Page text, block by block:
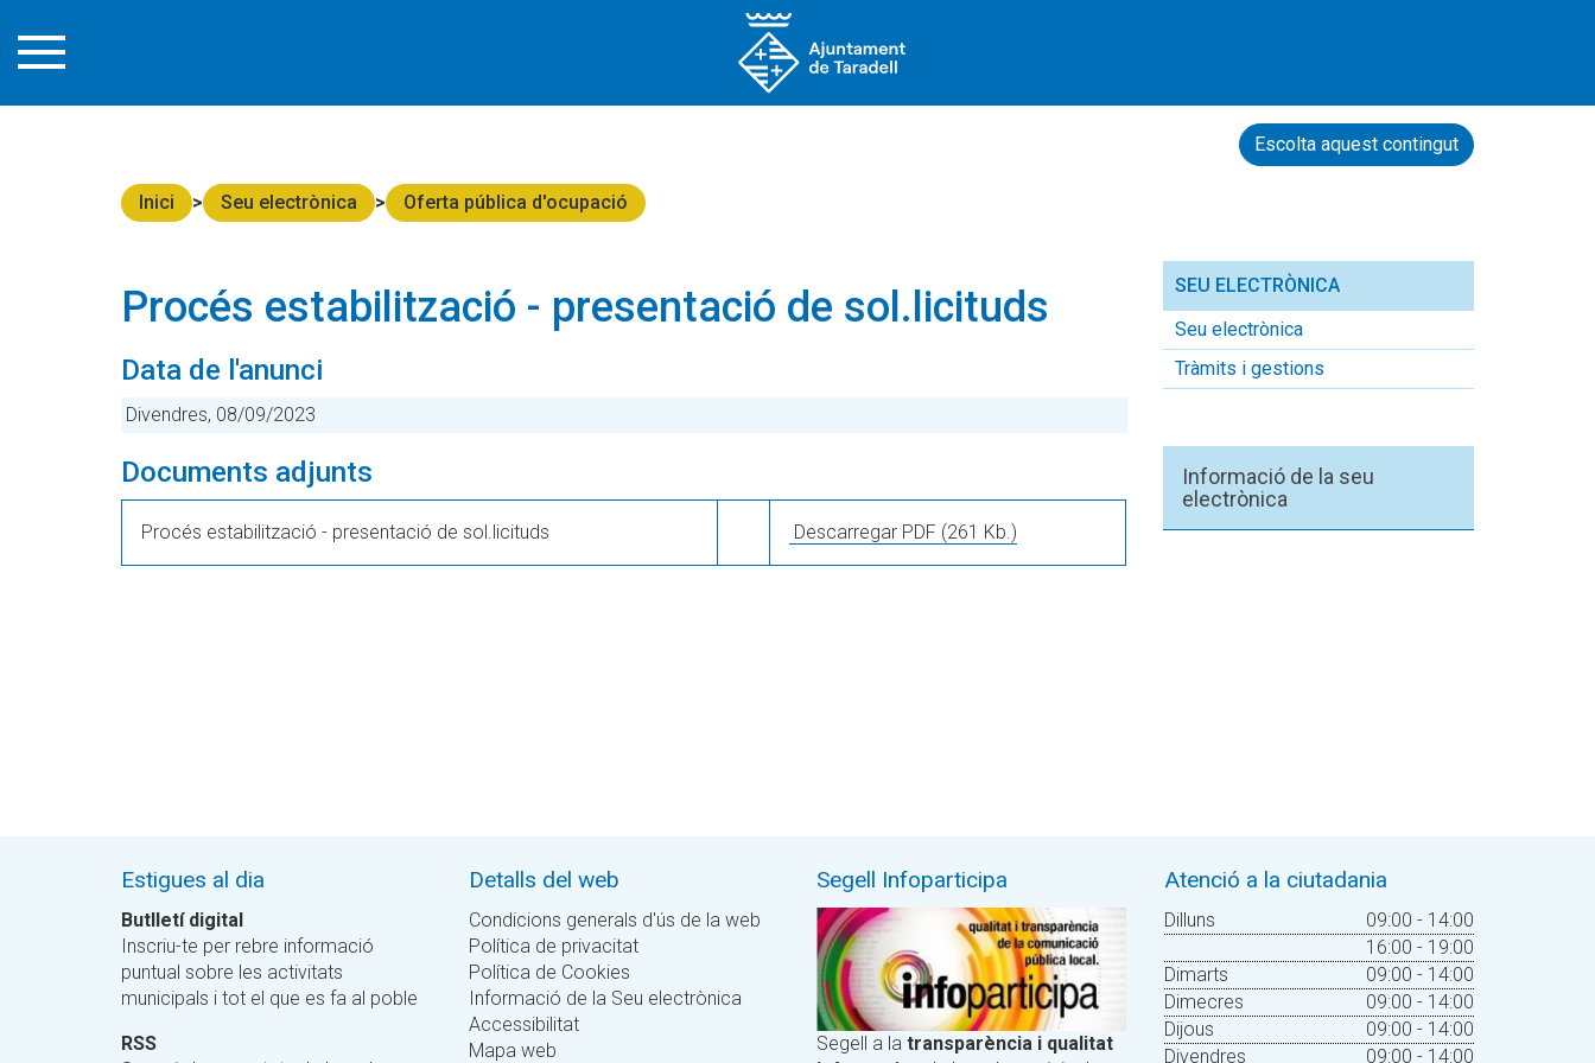
Escolta aquest contingut
Inici Seu electrònica Oferta pública d'ocupació
Procés estabilització - presentació de sol.licituds
Data de l'anunci
Divendres, 08/09/2023
Documents adjunts
Procés estabilització - presentació de sol.licituds Descarregar PDF (261 Kb.)
SEU ELECTRÒNICA
Seu electrònica
Tràmits i gestions
Informació de la seu
electrònica
Estigues al dia
Butlletí digital
Inscriu-te per rebre informació
puntual sobre les activitats
municipals i tot el que es fa al poble
RSS
Detalls del web
Condicions generals d'ús de la web
Política de privacitat
Política de Cookies
Informació de la Seu electrònica
Accessibilitat
Mapa web
Segell Infoparticipa
Segell a la transparència i qualitat
Atenció a la ciutadania
Dilluns
09:00 - 14:00
16:00 - 19:00
Dimarts
09:00 - 14:00
Dimecres
09:00 - 14:00
Dijous
09:00 - 14:00
Divendres
09:00 - 14:00